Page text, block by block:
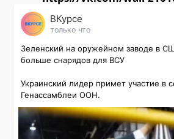
ВКурсе
только что
Зеленский на оружейном заводе в
больше снарядов для ВСУ
Украинский лидер примет участие в
Генассамблеи ООН.